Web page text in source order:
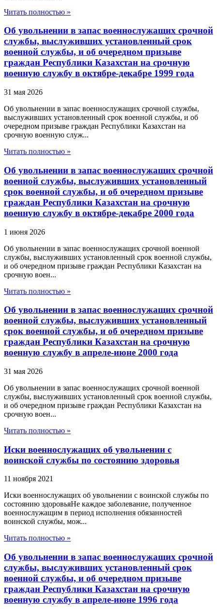
Читать полностью »
Об увольнении в запас военнослужащих срочной
службы, выслуживших установленный срок
военной службы, и об очередном призыве
граждан Республики Казахстан на срочную
военную службу в октябре-декабре 1999 года
31 мая 2026
Об увольнении в запас военнослужащих срочной службы,
выслуживших установленный срок военной службы, и об
очередном призыве граждан Республики Казахстан на
срочную военную служ...
Читать полностью »
Об увольнении в запас военнослужащих срочной
военной службы, выслуживших установленный
срок военной службы, и об очередном призыве
граждан Республики Казахстан на срочную
военную службу в октябре-декабре 2000 года
1 июня 2026
Об увольнении в запас военнослужащих срочной военной
службы, выслуживших установленный срок военной службы,
и об очередном призыве граждан Республики Казахстан на
срочную воен...
Читать полностью »
Об увольнении в запас военнослужащих срочной
военной службы, выслуживших установленный
срок военной службы, и об очередном призыве
граждан Республики Казахстан на срочную
военную службу в апреле-июне 2000 года
31 мая 2026
Об увольнении в запас военнослужащих срочной военной
службы, выслуживших установленный срок военной службы,
и об очередном призыве граждан Республики Казахстан на
срочную воен...
Читать полностью »
Иски военнослужащих об увольнении с
воинской службы по состоянию здоровья
11 ноября 2021
Иски военнослужащих об увольнении с воинской службы по
состоянию здоровьяНе каждое заболевание, полученное
военнослужащим в период исполнения обязанностей
воинской службы, мож...
Читать полностью »
Об увольнении в запас военнослужащих срочной
службы, выслуживших установленный срок
военной службы, и об очередном призыве
граждан Республики Казахстан на срочную
военную службу в апреле-июне 1996 года